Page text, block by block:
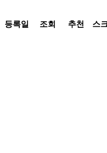
등록일 조회 추천 스